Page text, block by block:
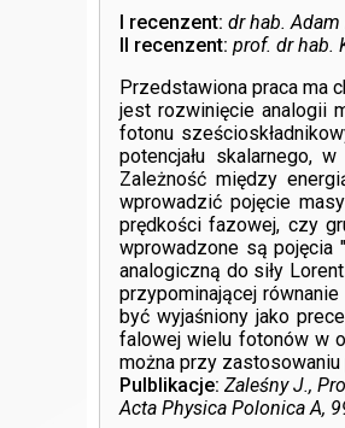
I recenzent: dr hab.
II recenzent: prof. dr hab.
Przedstawiona praca ma
jest rozwinięcie analogii
fotonu
potencjału skalarnego,
Zależność między
wprowadzić pojęcie
prędkości fazowej, czy
wprowadzone są pojęcia
analogiczną do siły
przypominającej
być wyjaśniony jako
falowej wielu fotonów w
można przy
Pulblikacje: Zaleśny J.,
Acta Physica Polonica A,